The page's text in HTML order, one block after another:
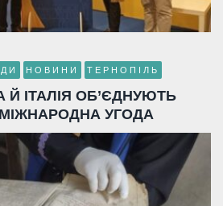
НОВИНИ ТЕРНОПІЛЬ
ІТАЛІЯ ОБ’ЄДНУЮТЬ
УГОДА